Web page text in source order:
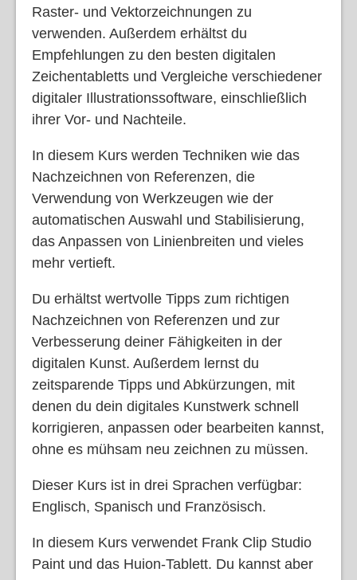
Raster- und Vektorzeichnungen zu
verwenden. Außerdem erhältst du
Empfehlungen zu den besten digitalen
Zeichentabletts und Vergleiche verschiedener
digitaler Illustrationssoftware, einschließlich
ihrer Vor- und Nachteile.
In diesem Kurs werden Techniken wie das
Nachzeichnen von Referenzen, die
Verwendung von Werkzeugen wie der
automatischen Auswahl und Stabilisierung,
das Anpassen von Linienbreiten und vieles
mehr vertieft.
Du erhältst wertvolle Tipps zum richtigen
Nachzeichnen von Referenzen und zur
Verbesserung deiner Fähigkeiten in der
digitalen Kunst. Außerdem lernst du
zeitsparende Tipps und Abkürzungen, mit
denen du dein digitales Kunstwerk schnell
korrigieren, anpassen oder bearbeiten kannst,
ohne es mühsam neu zeichnen zu müssen.
Dieser Kurs ist in drei Sprachen verfügbar:
Englisch, Spanisch und Französisch.
In diesem Kurs verwendet Frank Clip Studio
Paint und das Huion-Tablett. Du kannst aber